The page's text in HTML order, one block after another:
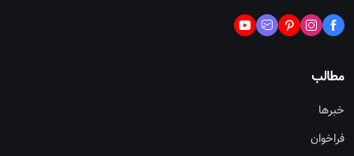
مطالب
خبرها
فراخوان